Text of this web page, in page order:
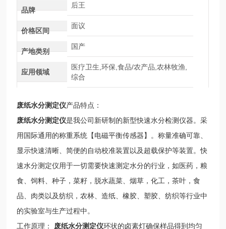
品牌
后王
价格区间
面议
产地类别
国产
应用领域
医疗卫生,环保,食品/农产品,农林牧渔,
综合
废纸水分测定仪产品特点：
废纸水分测定仪是我公司新研制的新型快速水分检测仪器。采
用国际通用的称重系统【电磁平衡传感器】。称量准确可靠、
显示快速清晰、简便的自动校准装置以及超载保护等装置。快
速水分测定仪用于一切需要快速测定水分的行业，如医药，粮
食、饲料、种子，菜籽，脱水蔬菜、烟草，化工，茶叶，食
品、肉类以及纺织，农林、造纸、橡胶、塑胶、纺织等行业中
的实验室与生产过程中。
工作原理： 废纸水分测定仪环状的卤素灯确保样品得到均匀